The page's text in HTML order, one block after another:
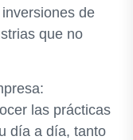
de
que no
las prácticas
día a día, tanto